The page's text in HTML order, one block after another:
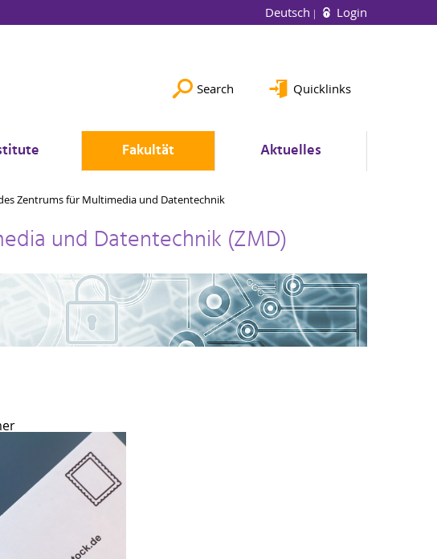
Deutsch Login
Search Quicklinks
Fakultät Aktuelles
Zentrums für Multimedia und Datentechnik
und Datentechnik (ZMD)